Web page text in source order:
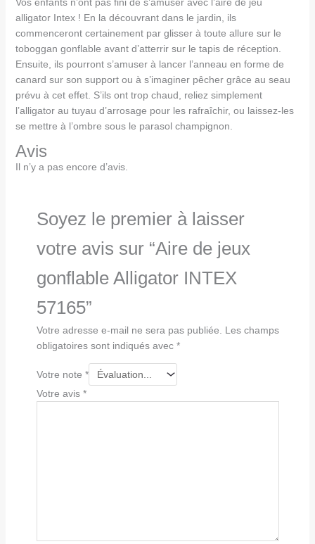
alligator Intex ! En la découvrant dans le jardin, ils
commenceront certainement par glisser à toute allure sur le
toboggan gonflable avant d’atterrir sur le tapis de réception.
Ensuite, ils pourront s’amuser à lancer l’anneau en forme de
canard sur son support ou à s’imaginer pêcher grâce au seau
prévu à cet effet. S’ils ont trop chaud, reliez simplement
l’alligator au tuyau d’arrosage pour les rafraîchir, ou laissez-les
se mettre à l’ombre sous le parasol champignon.
Avis
Il n’y a pas encore d’avis.
Soyez le premier à laisser
votre avis sur “Aire de jeux
gonflable Alligator INTEX
57165”
Votre adresse e-mail ne sera pas publiée.
Les champs
obligatoires sont indiqués avec *
Votre note *
Votre avis *